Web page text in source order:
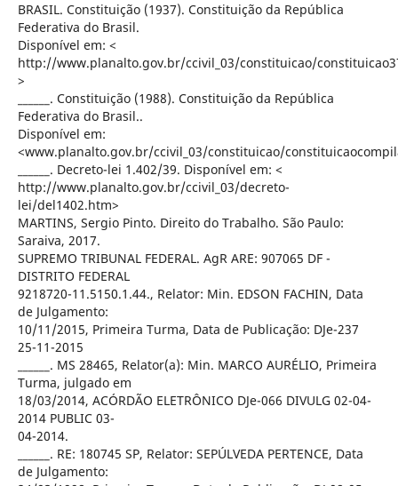
BRASIL. Constituição (1937). Constituição da República
Federativa do Brasil.
Disponível em: <
http://www.planalto.gov.br/ccivil_03/constituicao/
>
______. Constituição (1988). Constituição da República
Federativa do Brasil..
Disponível em:
<www.planalto.gov.br/ccivil_03/constituicao/
______. Decreto-lei 1.402/39. Disponível em: <
http://www.planalto.gov.br/ccivil_03/decreto-
lei/del1402.htm>
MARTINS, Sergio Pinto. Direito do Trabalho. São Paulo:
Saraiva, 2017.
SUPREMO TRIBUNAL FEDERAL. AgR ARE: 907065 DF -
DISTRITO FEDERAL
9218720-11.5150.1.44., Relator: Min. EDSON FACHIN, Data
de Julgamento:
10/11/2015, Primeira Turma, Data de Publicação: DJe-237
25-11-2015
______. MS 28465, Relator(a): Min. MARCO AURÉLIO, Primeira
Turma, julgado em
18/03/2014, ACÓRDÃO ELETRÔNICO DJe-066 DIVULG 02-04-
2014 PUBLIC 03-
04-2014.
______. RE: 180745 SP, Relator: SEPÚLVEDA PERTENCE, Data
de Julgamento: